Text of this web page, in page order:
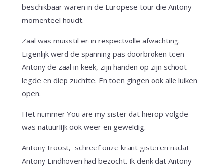
beschikbaar waren in de Europese tour die Antony
momenteel houdt.
Zaal was muisstil en in respectvolle afwachting.
Eigenlijk werd de spanning pas doorbroken toen
Antony de zaal in keek, zijn handen op zijn schoot
legde en diep zuchtte. En toen gingen ook alle luiken
open.
Het nummer You are my sister dat hierop volgde
was natuurlijk ook weer en geweldig.
Antony troost, schreef onze krant gisteren nadat
Antony Eindhoven had bezocht. Ik denk dat Antony